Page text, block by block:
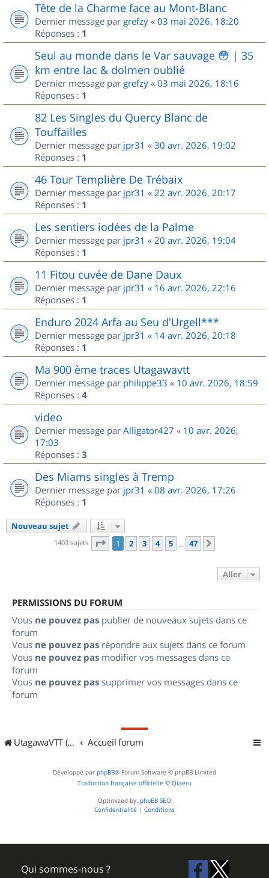
Tête de la Charme face au Mont-Blanc
Dernier message par grefzy « 03 mai 2026, 18:20
Réponses : 1
Seul au monde dans le Var sauvage 😳 | 35
km entre lac & dolmen oublié
Dernier message par grefzy « 03 mai 2026, 18:16
Réponses : 1
82 Les Singles du Quercy Blanc de
Touffailles
Dernier message par jpr31 « 30 avr. 2026, 19:02
Réponses : 1
46 Tour Templière De Trébaix
Dernier message par jpr31 « 22 avr. 2026, 20:17
Réponses : 1
Les sentiers iodées de la Palme
Dernier message par jpr31 « 20 avr. 2026, 19:04
Réponses : 1
11 Fitou cuvée de Dane Daux
Dernier message par jpr31 « 16 avr. 2026, 22:16
Réponses : 1
Enduro 2024 Arfa au Seu d'Urgell***
Dernier message par jpr31 « 14 avr. 2026, 20:18
Réponses : 1
Ma 900 ème traces Utagawavtt
Dernier message par philippe33 « 10 avr. 2026, 18:59
Réponses : 4
video
Dernier message par Alligator427 « 10 avr. 2026,
17:03
Réponses : 3
Des Miams singles à Tremp
Dernier message par jpr31 « 08 avr. 2026, 17:26
Réponses : 1
Nouveau sujet
1403 sujets Page 1sur
1 2 3 4 5 … 47
Aller
PERMISSIONS DU FORUM
Vous ne pouvez pas publier de nouveaux sujets dans ce
forum
Vous ne pouvez pas répondre aux sujets dans ce forum
Vous ne pouvez pas modifier vos messages dans ce
forum
Vous ne pouvez pas supprimer vos messages dans ce
forum
UtagawaVTT (Randos VTT et VTTAE avec traces GPS) Accueil forum
Développé par phpBB® Forum Software © phpBB Limited
Traduction française officielle © Qiaeru
Optimized by: phpBB SEO
Confidentialité | Conditions
Qui sommes-nous ?